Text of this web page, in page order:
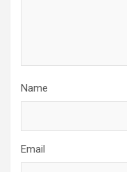
Name
Email